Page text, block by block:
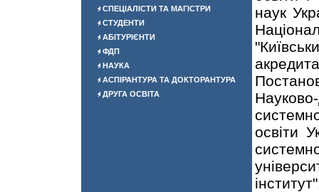
СПЕЦІАЛІСТИ ТА МАГІСТРИ
СТУДЕНТИ
АБІТУРІЄНТИ
ФДП
НАУКА
АСПІРАНТУРА ТА ДОКТОРАНТУРА
ДРУГА ОСВІТА
наук
освіти